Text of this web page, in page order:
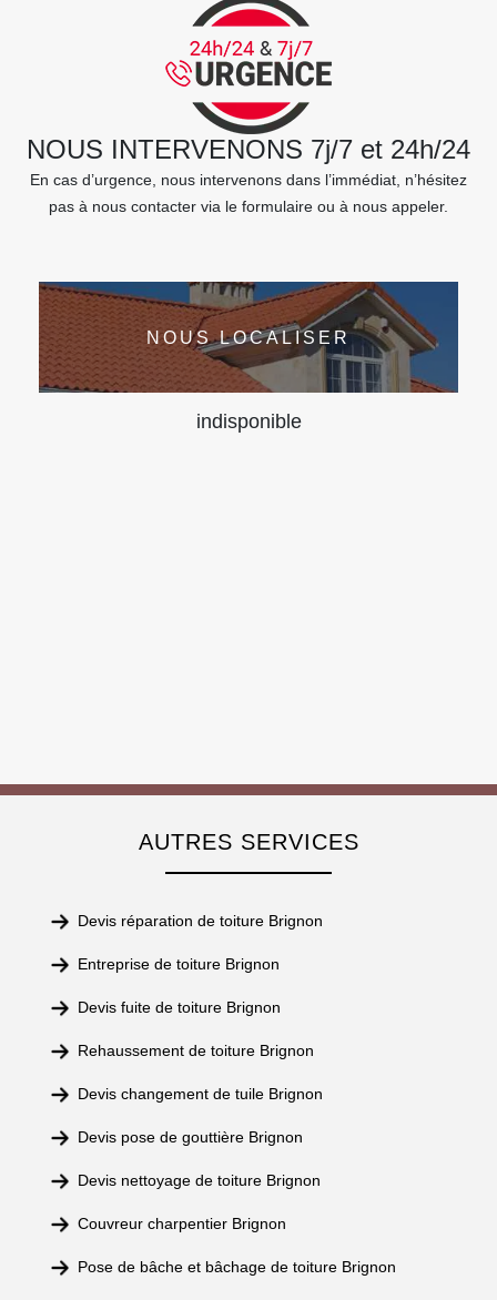
NOUS INTERVENONS 7j/7 et 24h/24
En cas d’urgence, nous intervenons dans l’immédiat, n’hésitez
pas à nous contacter via le formulaire ou à nous appeler.
NOUS LOCALISER
indisponible
AUTRES SERVICES
Devis réparation de toiture Brignon
Entreprise de toiture Brignon
Devis fuite de toiture Brignon
Rehaussement de toiture Brignon
Devis changement de tuile Brignon
Devis pose de gouttière Brignon
Devis nettoyage de toiture Brignon
Couvreur charpentier Brignon
Pose de bâche et bâchage de toiture Brignon